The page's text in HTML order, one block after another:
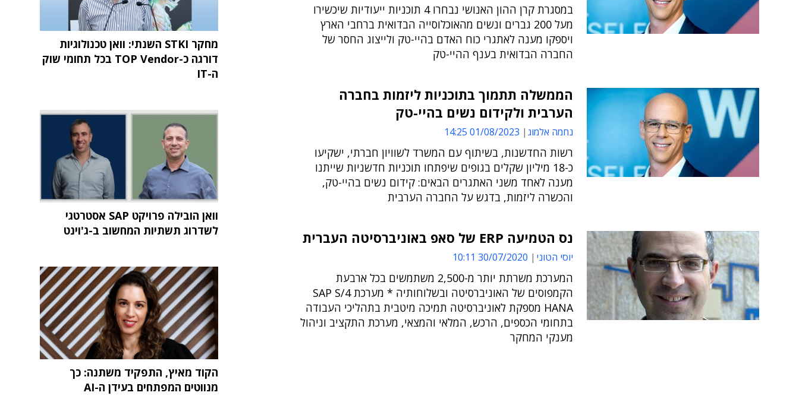
במסגרת קרן ההון האנושי נבחרו 4 תוכניות ייעודיות שיכשירו
מעל 200 גברים ונשים מהאוכלוסייה הבדואית ברחבי הארץ
ויספקו מענה לאתגרי כוח האדם בהיי-טק ולייצוג החסר של
החברה הבדואית בענף ההיי-טק
הממשלה תתמוך בתוכניות ליזמות בחברה
הערבית ולקידום נשים בהיי-טק
נחמה אלמוג 01/08/2023 14:25
רשות החדשנות, בשיתוף עם המשרד לשוויון חברתי, ישקיעו
כ-18 מיליון שקלים בגופים שיפתחו תוכניות חדשניות שייתנו
מענה לאחד משני האתגרים הבאים: קידום נשים בהיי-טק,
והכשרה ליזמות, בדגש על החברה הערבית
נס הטמיעה ERP של סאפ באוניברסיטה העברית
יוסי הטוני 30/07/2020 10:11
המערכת משרתת יותר מ-2,500 משתמשים בכל ארבעת
הקמפוסים של האוניברסיטה ובשלוחותיה * מערכת SAP S/4
HANA מספקת לאוניברסיטה תמיכה מיטבית בתהליכי העבודה
בתחומי הכספים, הרכש, המלאי והמצאי, מערכת התקציב וניהול
מענקי המחקר
מחקר STKI השנתי: וואן טכנולוגיות
דורגה כ-TOP Vendor בכל תחומי שוק
ה-IT
וואן הובילה פרויקט SAP אסטרטגי
לשדרוג תשתיות המחשוב ב-ג'וינט
הקוד מאיץ, התפקיד משתנה: כך
מנווטים המפתחים בעידן ה-AI